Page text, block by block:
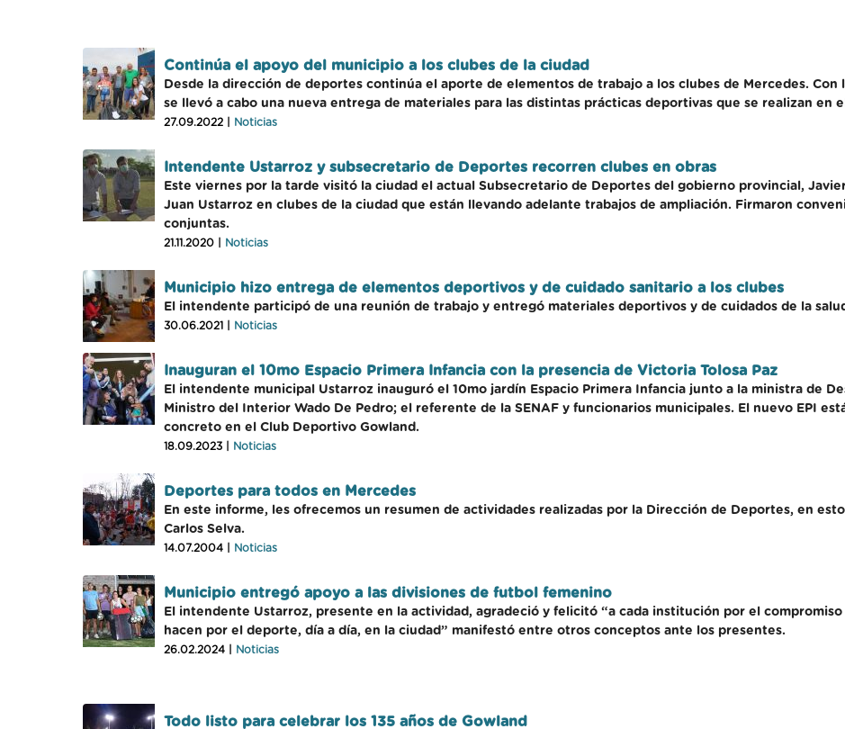
Continúa el apoyo del municipio a los clubes de la ciudad
Desde la dirección de deportes continúa el aporte de elementos de trabajo a los clubes de Mercedes.
se llevó a cabo una nueva entrega de materiales para las distintas prácticas deportivas que se realizan en
27.09.2022 | Noticias
Intendente Ustarroz y subsecretario de Deportes recorren clubes en obras
Este viernes por la tarde visitó la ciudad el actual Subsecretario de Deportes del gobierno provincial,
Juan Ustarroz en clubes de la ciudad que están llevando adelante trabajos de ampliación. Firmaron
conjuntas.
21.11.2020 | Noticias
Municipio hizo entrega de elementos deportivos y de cuidado sanitario a los clubes
El intendente participó de una reunión de trabajo y entregó materiales deportivos y de cuidados de la
30.06.2021 | Noticias
Inauguran el 10mo Espacio Primera Infancia con la presencia de Victoria Tolosa Paz
El intendente municipal Ustarroz inauguró el 10mo jardín Espacio Primera Infancia junto a la ministra de
Ministro del Interior Wado De Pedro; el referente de la SENAF y funcionarios municipales. El nuevo EPI
concreto en el Club Deportivo Gowland.
18.09.2023 | Noticias
Deportes para todos en Mercedes
En este informe, les ofrecemos un resumen de actividades realizadas por la Dirección de Deportes, en
Carlos Selva.
14.07.2004 | Noticias
Municipio entregó apoyo a las divisiones de futbol femenino
El intendente Ustarroz, presente en la actividad, agradeció y felicitó “a cada institución por el
hacen por el deporte, día a día, en la ciudad” manifestó entre otros conceptos ante los presentes.
26.02.2024 | Noticias
Todo listo para celebrar los 135 años de Gowland